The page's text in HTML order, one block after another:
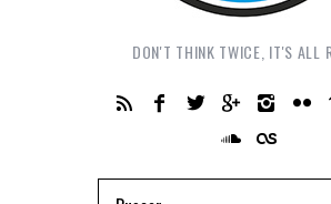
DON'T THINK TWICE, IT'S ALL